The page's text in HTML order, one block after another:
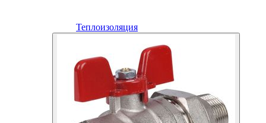
Теплоизоляция